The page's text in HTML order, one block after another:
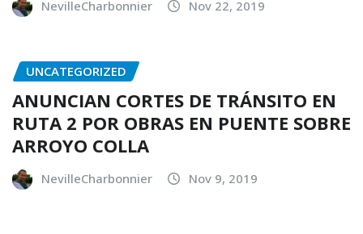
NevilleCharbonnier Nov 22, 2019
UNCATEGORIZED
ANUNCIAN CORTES DE TRÁNSITO EN
RUTA 2 POR OBRAS EN PUENTE SOBRE
ARROYO COLLA
NevilleCharbonnier Nov 9, 2019